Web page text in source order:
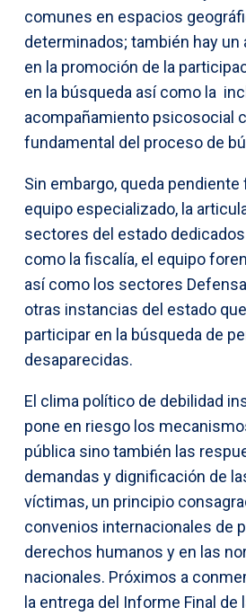
comunes en espacios
determinados; también hay un
en la promoción de la
en la búsqueda así como la
acompañamiento psicosocial
fundamental del proceso de
Sin embargo, queda pendiente
equipo especializado, la
sectores del estado dedicados
como la fiscalía, el equipo
así como los sectores
otras instancias del estado
participar en la búsqueda de
desaparecidas.
El clima político de debilidad
pone en riesgo los
pública sino también las
demandas y dignificación de
víctimas, un principio
convenios internacionales de
derechos humanos y en las
nacionales. Próximos a
la entrega del Informe Final de